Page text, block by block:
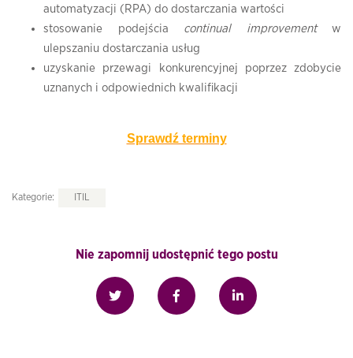
automatyzacji (RPA) do dostarczania wartości
stosowanie podejścia continual improvementw
ulepszaniu dostarczania usług
uzyskanie przewagi konkurencyjnej poprzez zdobycie
uznanych i odpowiednich kwalifikacji
Sprawdź terminy
Kategorie: ITIL
Nie zapomnij udostępnić tego postu